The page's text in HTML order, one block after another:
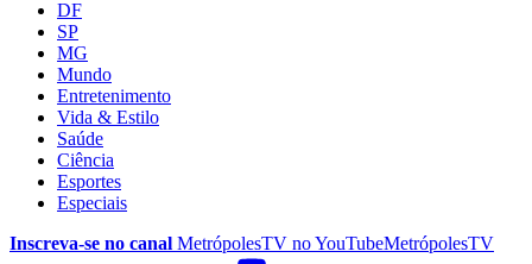
DF
SP
MG
Mundo
Entretenimento
Vida & Estilo
Saúde
Ciência
Esportes
Especiais
Inscreva-se no canal MetrópolesTV noYouTubeMetrópolesTV